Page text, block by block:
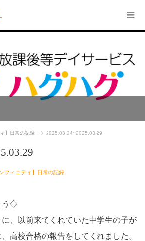
】日常の記録 2025.03.24~2025.03.29
フィニティ】日常の記録
う◇
、以前来てくれていた中学生の子が
高校合格の報告をしてくれました。